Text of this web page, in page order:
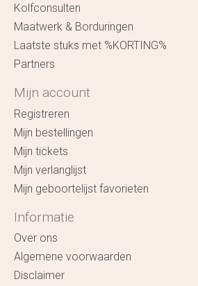
Kolfconsulten
Maatwerk & Borduringen
Laatste stuks met %KORTING%
Partners
Mijn account
Registreren
Mijn bestellingen
Mijn tickets
Mijn verlanglijst
Mijn geboortelijst favorieten
Informatie
Over ons
Algemene voorwaarden
Disclaimer